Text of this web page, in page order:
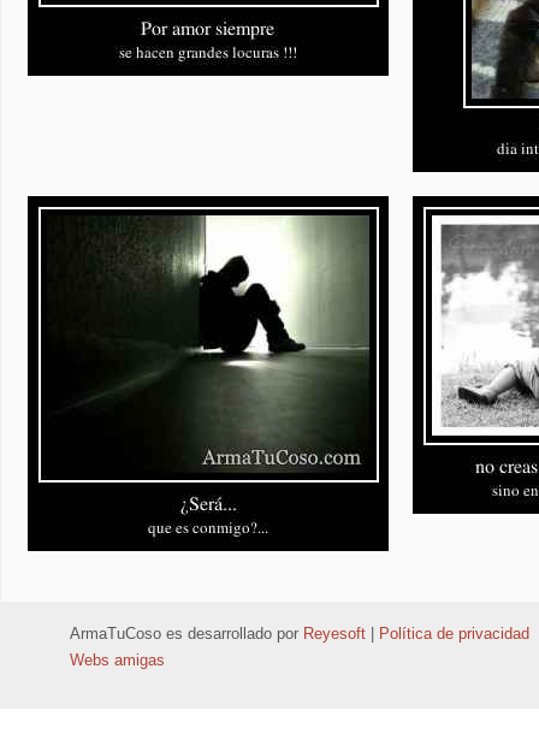
ArmaTuCoso es desarrollado por Reyesoft
Política de privacidad
Webs amigas